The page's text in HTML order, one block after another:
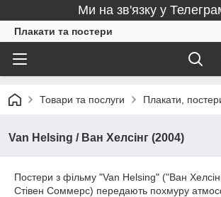
Ми на зв'язку у
Плакати та постери
Товари та послуги Плакати,
Van Helsing / Ван Хелсінг (2004)
Постери з фільму "Van Helsing" ("Ван
Стівен Соммерс) передають похмуру